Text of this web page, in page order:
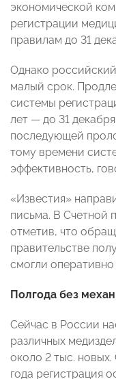
экономической
регистрации
правилам до 31
Однако
малый срок.
системы
лет — до 31
последующей
тому времени
эффективность,
«Известия»
письма. В Счетной
отметив, что
правительстве
смогли оперативно
Полгода без
Сейчас в России
различных
около 2 тыс. новых.
года регистрация